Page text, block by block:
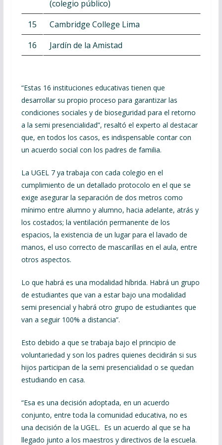
(colegio público)
15
Cambridge College Lima
16
Jardín de la Amistad
“Estas 16 instituciones educativas tienen que
desarrollar su propio proceso para garantizar las
condiciones sociales y de bioseguridad para el retorno
a la semi presencialidad”, resaltó el experto al destacar
que, en todos los casos, es indispensable contar con
un acuerdo social con los padres de familia.
La UGEL 7 ya trabaja con cada colegio en el
cumplimiento de un detallado protocolo en el que se
exige asegurar la separación de dos metros como
mínimo entre alumno y alumno, hacia adelante, atrás y
los costados; la ventilación permanente de los
espacios, la existencia de un lugar para el lavado de
manos, el uso correcto de mascarillas en el aula, entre
otros aspectos.
Lo que habrá es una modalidad híbrida. Habrá un grupo
de estudiantes que van a estar bajo una modalidad
semi presencial y habrá otro grupo de estudiantes que
van a seguir 100% a distancia”.
Esto debido a que se trabaja bajo el principio de
voluntariedad y son los padres quienes decidirán si sus
hijos participan de la semi presencialidad o se quedan
estudiando en casa.
“Esa es una decisión adoptada, en un acuerdo
conjunto, entre toda la comunidad educativa, no es
una decisión de la UGEL. Es un acuerdo al que se ha
llegado junto a los maestros y directivos de la escuela.